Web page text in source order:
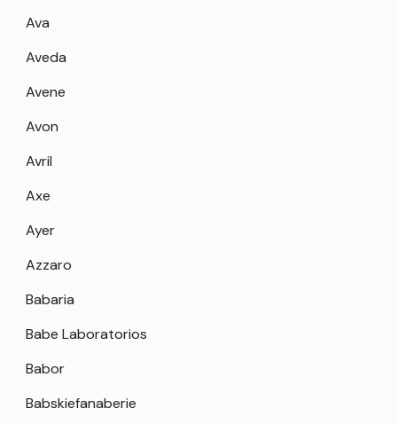
Ava
Aveda
Avene
Avon
Avril
Axe
Ayer
Azzaro
Babaria
Babe Laboratorios
Babor
Babskiefanaberie